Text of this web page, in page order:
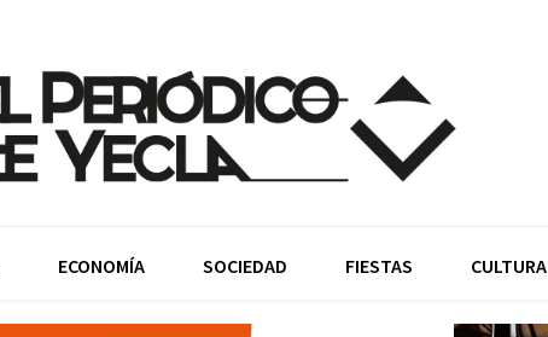
ECONOMÍA SOCIEDAD FIESTAS CULTURA